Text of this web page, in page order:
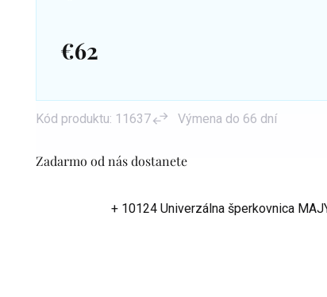
Zadarmo od nás dostanete
+ 10124 Univerzálna šperkovnica
€62
Kód produktu: 11637 Výmena do 66 dní